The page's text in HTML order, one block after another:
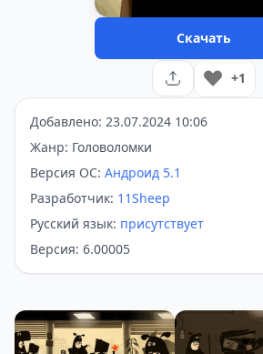
Скачать
+1
Добавлено: 23.07.2024 10:06
Жанр: Головоломки
Версия ОС: Андроид 5.1
Разработчик: 11Sheep
Русский язык: присутствует
Версия: 6.00005